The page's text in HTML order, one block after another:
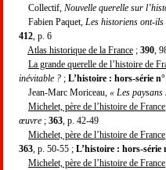
Collectif, Nouvelle querelle sur
Fabien Paquet, Les historiens ont-
412 , p. 6
Atlas historique de la France ; 390 ,
La grande querelle de l’histoire de
inévitable ? ; L’histoire : hors-série
Jean-Marc Moriceau, « Les
Michelet, père de l’histoire de France
œuvre ; 363 , p. 42-49
Michelet, père de l’histoire de France
363 , p. 50-55 ; L’histoire : hors-série
Michelet, père de l’histoire de France